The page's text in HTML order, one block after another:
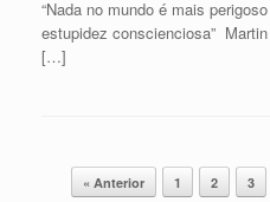
“Nada no mundo é mais
estupidez conscienciosa”
[…]
Post navigation
« Anterior 1 2 3